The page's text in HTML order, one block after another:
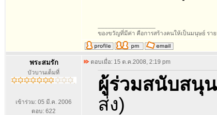
ของขวัญที่มีค่า คือการสร้างคนให้เป็นมนุษย์ รา
พระสมรัก
บัวบานเต็มที่
เข้าร่วม: 05 มี.ค. 2006
ตอบ: 622
ตอบเมื่อ: 15 ต.ค.2008, 2:19 pm
ผู้ร่วมสนับสนุน
ส่ง)